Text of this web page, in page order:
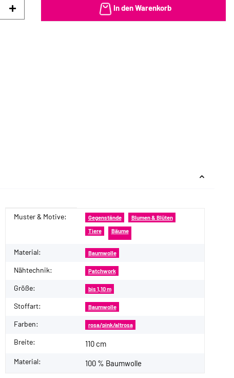
In den Warenkorb
Produkteigenschaft
Wert
Muster & Motive: Gegenstände Blumen & Blüten
Tiere Bäume
Material: Baumwolle
Nähtechnik: Patchwork
Größe: bis 1,10 m
Stoffart: Baumwolle
Farben: rosa/pink/altrosa
Breite: 110 cm
Material: 100 % Baumwolle